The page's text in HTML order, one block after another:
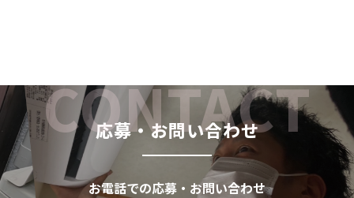
応募・お問い合わせ
お電話での応募・お問い合わせ